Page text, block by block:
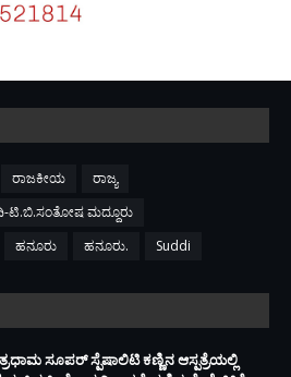
ರಾಜಕೀಯ
ರಾಜ್ಯ
ಟಿ.ಬಿ.ಸಂತೋಷ ಮದ್ದೂರು
ಹನೂರು ಹನೂರು. Suddi
ಸೂಪರ್ ಸ್ಪೆಷಾಲಿಟಿ ಕಣ್ಣಿನ ಆಸ್ಪತ್ರೆಯಲ್ಲಿ